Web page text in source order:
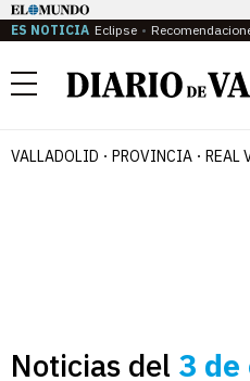
ES NOTICIA Eclipse
Menú
VALLADOLID PROVINCIA REAL
Noticias del 3